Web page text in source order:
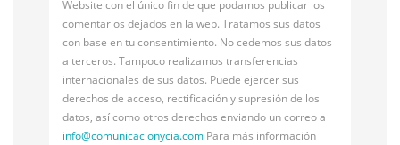
Website con el único fin de que podamos publicar los
comentarios dejados en la web. Tratamos sus datos
con base en tu consentimiento. No cedemos sus datos
a terceros. Tampoco realizamos transferencias
internacionales de sus datos. Puede ejercer sus
derechos de acceso, rectificación y supresión de los
datos, así como otros derechos enviando un correo a
info@comunicacionycia.com Para más información